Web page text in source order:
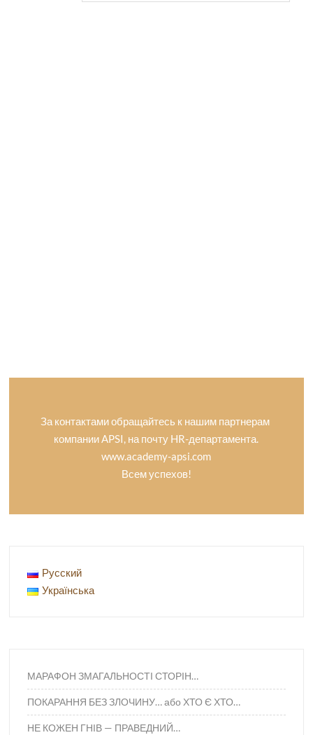
За контактами обращайтесь к нашим партнерам
компании APSI, на почту HR-департамента.
www.academy-apsi.com
Всем успехов!
Русский
Українська
МАРАФОН ЗМАГАЛЬНОСТІ СТОРІН…
ПОКАРАННЯ БЕЗ ЗЛОЧИНУ… або ХТО Є ХТО…
НЕ КОЖЕН ГНІВ — ПРАВЕДНИЙ…